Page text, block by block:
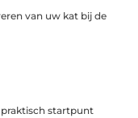
van uw kat bij de
praktisch startpunt